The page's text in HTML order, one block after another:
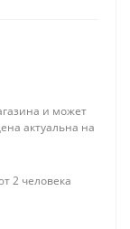
и может
актуальна на
2 человека